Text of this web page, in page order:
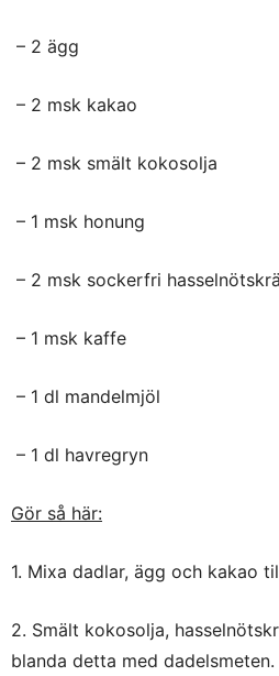
– 2 ägg
– 2 msk kakao
– 2 msk smält kokosolja
– 1 msk honung
– 2 msk sockerfri
– 1 msk kaffe
– 1 dl mandelmjöl
– 1 dl havregryn
Gör så här:
1. Mixa dadlar, ägg och kakao
2. Smält kokosolja,
blanda detta med dadelsmeten.